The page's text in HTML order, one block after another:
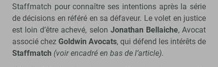
Staffmatch pour connaître ses intentions après la série
de décisions en référé en sa défaveur. Le volet en justice
est loin d’être achevé, selon Jonathan Bellaiche, Avocat
associé chez Goldwin Avocats, qui défend les intérêts de
Staffmatch (voir encadré en bas de l’article).